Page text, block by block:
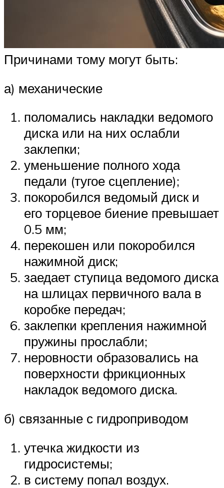
Причинами тому могут быть:
а) механические
поломались накладки ведомого
диска или на них ослабли
заклепки;
уменьшение полного хода
педали (тугое сцепление);
покоробился ведомый диск и
его торцевое биение превышает
0.5 мм;
перекошен или покоробился
нажимной диск;
заедает ступица ведомого диска
на шлицах первичного вала в
коробке передач;
заклепки крепления нажимной
пружины прослабли;
неровности образовались на
поверхности фрикционных
накладок ведомого диска.
б) связанные с гидроприводом
утечка жидкости из
гидросистемы;
в систему попал воздух.